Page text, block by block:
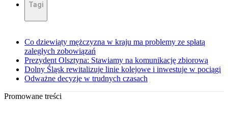
Tagi
Co dziewiąty mężczyzna w kraju ma problemy ze spłatą
zaległych zobowiązań
Prezydent Olsztyna: Stawiamy na komunikację zbiorową
Dolny Śląsk rewitalizuje linie kolejowe i inwestuje w pociągi
Odważne decyzje w trudnych czasach
Promowane treści